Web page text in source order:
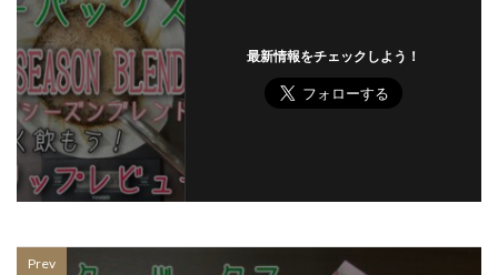
最新情報をチェックしよう！
Prev